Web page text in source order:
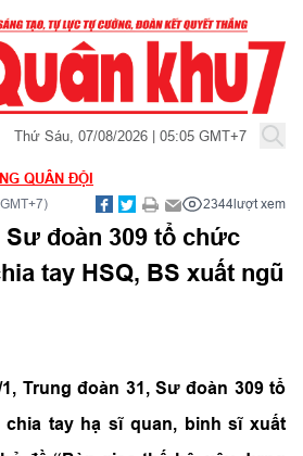
Thứ Sáu, 07/08/2026 | 05:05 GMT+7
QUÂN ĐỘI
2344lượt xem
Sư đoàn 309 tổ chức
tay HSQ, BS xuất ngũ
Trung đoàn 31, Sư đoàn 309 tổ
tay hạ sĩ quan, binh sĩ xuất